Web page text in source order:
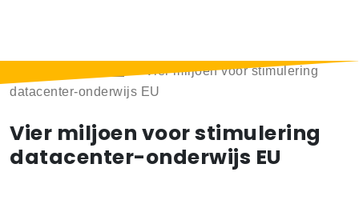
Vier miljoen voor stimulering
datacenter-onderwijs EU
Vier miljoen voor stimulering
datacenter-onderwijs EU